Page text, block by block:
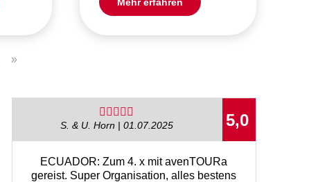
Mehr erfahren
»
5,0
S. & U. Horn | 01.07.2025
ECUADOR: Zum 4. x mit avenTOURa
gereist. Super Organisation, alles bestens